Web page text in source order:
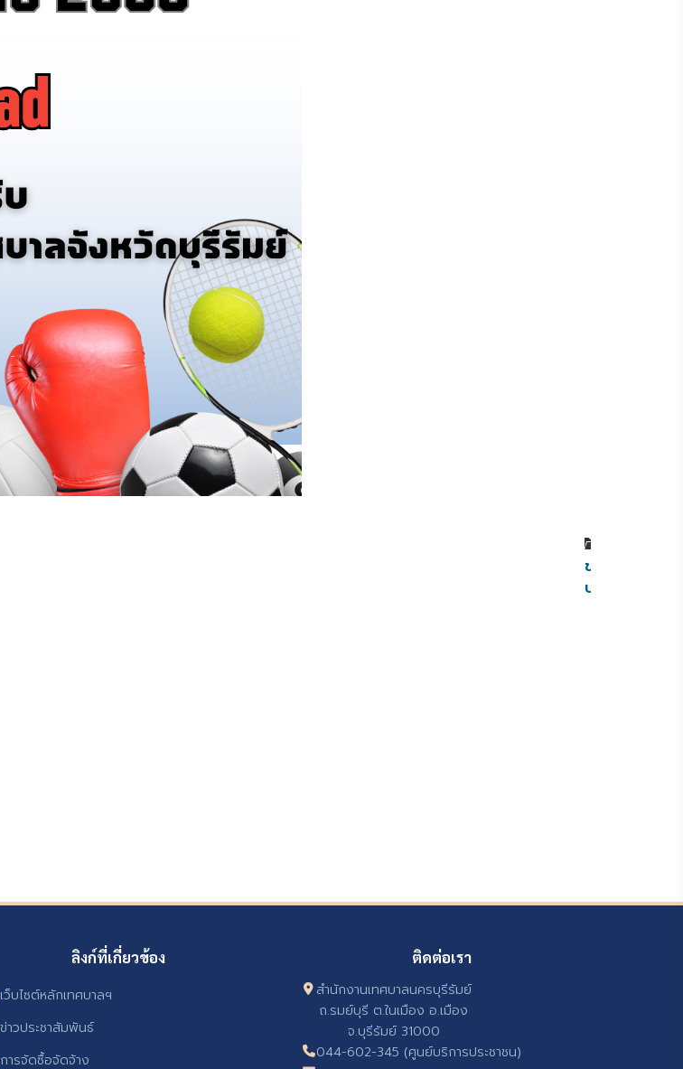
ข่าว
ประชาสัมพันธ์
ลิงก์ที่เกี่ยวข้อง
เว็บไซต์หลักเทศบาลฯ
ข่าวประชาสัมพันธ์
การจัดซื้อจัดจ้าง
ติดต่อเรา
สำนักงานเทศบาลนครบุรีรัมย์
ถ.รมย์บุรี ต.ในเมือง อ.เมือง
จ.บุรีรัมย์ 31000
044-602-345 (ศูนย์บริการประชาชน)